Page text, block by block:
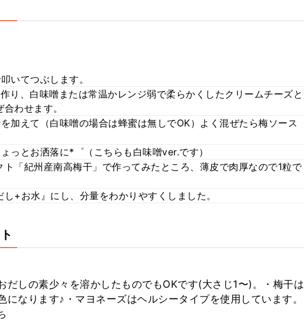
いてつぶします。
り、白味噌または常温かレンジ弱で柔らかくしたクリームチーズと
わせます。
加えて（白味噌の場合は蜂蜜は無しでOK）よく混ぜたら梅ソース
っとお洒落に*゜（こちらも白味噌ver.です）
「紀州産南高梅干」で作ってみたところ、薄皮で肉厚なので1粒で
+お水』にし、分量をわかりやすくしました。
だしの素少々を溶かしたものでもOKです(大さじ1〜)。・梅干は
になります♪・マヨネーズはヘルシータイプを使用しています。